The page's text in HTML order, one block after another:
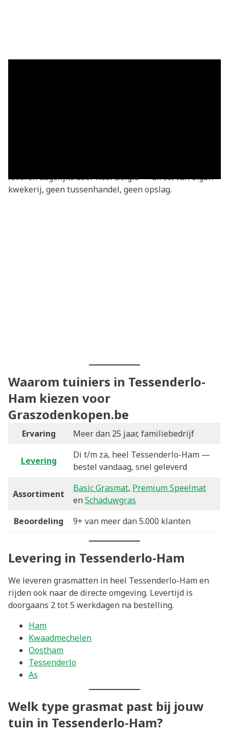
leveren dagelijks door heel België — direct van eigen
kwekerij, geen tussenhandel, geen opslag.
Waarom tuiniers in Tessenderlo-
Ham kiezen voor
Graszodenkopen.be
Ervaring Meer dan 25 jaar, familiebedrijf
Levering
Di t/m za, heel Tessenderlo-Ham —
bestel vandaag, snel geleverd
Assortiment
Basic Grasmat, Premium Speelmat
en Schaduwgras
Beoordeling
9+ van meer dan 5.000 klanten
Levering in Tessenderlo-Ham
We leveren grasmatten in heel Tessenderlo-Ham en
rijden ook naar de directe omgeving. Levertijd is
doorgaans 2 tot 5 werkdagen na bestelling.
Ham
Kwaadmechelen
Oostham
Tessenderlo
As
Welk type grasmat past bij jouw
tuin in Tessenderlo-Ham?